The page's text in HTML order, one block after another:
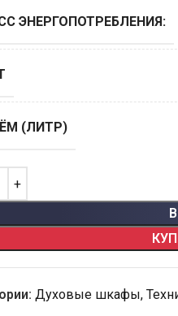
ЭНЕРГОПОТРЕБЛЕНИЯ:
(ЛИТР)
Духовые шкафы,